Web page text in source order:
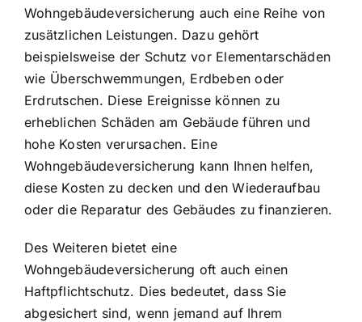
Wohngebäudeversicherung auch eine Reihe von
zusätzlichen Leistungen. Dazu gehört
beispielsweise der Schutz vor Elementarschäden
wie Überschwemmungen, Erdbeben oder
Erdrutschen. Diese Ereignisse können zu
erheblichen Schäden am Gebäude führen und
hohe Kosten verursachen. Eine
Wohngebäudeversicherung kann Ihnen helfen,
diese Kosten zu decken und den Wiederaufbau
oder die Reparatur des Gebäudes zu finanzieren.
Des Weiteren bietet eine
Wohngebäudeversicherung oft auch einen
Haftpflichtschutz. Dies bedeutet, dass Sie
abgesichert sind, wenn jemand auf Ihrem